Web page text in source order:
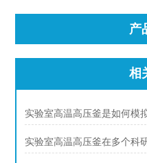
产
相
实验室高温高压釜是如何模
实验室高温高压釜在多个科